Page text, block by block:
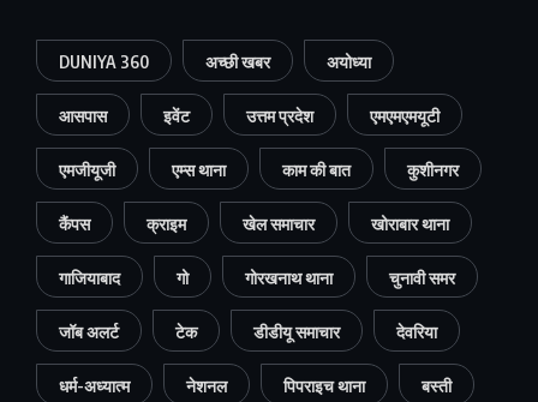
DUNIYA 360 अच्छी खबर अयोध्या
आसपास इवेंट उत्तम प्रदेश एमएमएमयूटी
एमजीयूजी एम्स थाना काम की बात कुशीनगर
कैंपस क्राइम खेल समाचार खोराबार थाना
गाजियाबाद गो गोरखनाथ थाना चुनावी समर
जॉब अलर्ट टेक डीडीयू समाचार देवरिया
धर्म-अध्यात्म नेशनल पिपराइच थाना बस्ती